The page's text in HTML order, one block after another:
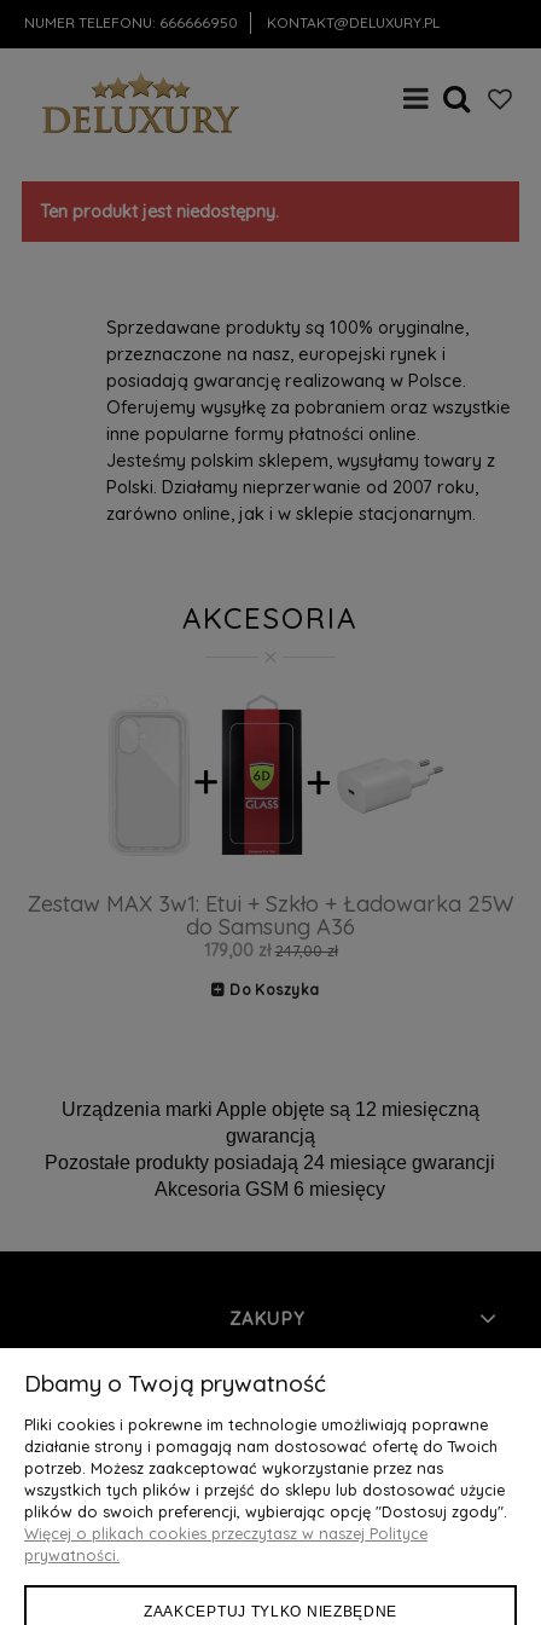
NUMER TELEFONU: 666666950 KONTAKT@DELUXURY.PL
Ten produkt jest niedostępny.
Sprzedawane produkty są 100% oryginalne,
przeznaczone na nasz, europejski rynek i
posiadają gwarancję realizowaną w Polsce.
Oferujemy wysyłkę za pobraniem oraz wszystkie
inne popularne formy płatności online.
Jesteśmy polskim sklepem, wysyłamy towary z
Polski. Działamy nieprzerwanie od 2007 roku,
zarówno online, jak i w sklepie stacjonarnym.
AKCESORIA
Zestaw MAX 3w1: Etui + Szkło + Ładowarka 25W
do Samsung A36
179,00 zł 247,00 zł
Do Koszyka
Urządzenia marki Apple objęte są 12 miesięczną
gwarancją
Pozostałe produkty posiadają 24 miesiące gwarancji
Akcesoria GSM 6 miesięcy
ZAKUPY
INFORMACJE
MOJE KONTO
O NAS
Deluxury.pl
Dbamy o Twoją prywatność
Pliki cookies i pokrewne im technologie umożliwiają poprawne
działanie strony i pomagają nam dostosować ofertę do Twoich
potrzeb. Możesz zaakceptować wykorzystanie przez nas
wszystkich tych plików i przejść do sklepu lub dostosować użycie
plików do swoich preferencji, wybierając opcję "Dostosuj zgody".
Więcej o plikach cookies przeczytasz w naszej Polityce
prywatności.
ZAAKCEPTUJ TYLKO NIEZBĘDNE